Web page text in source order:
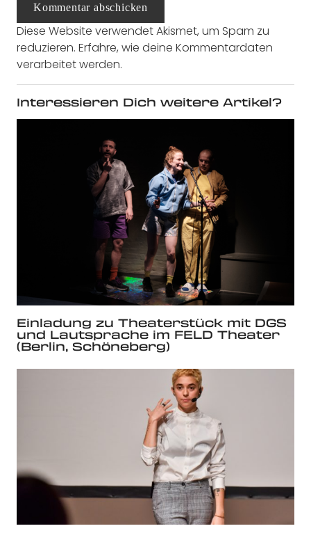
Kommentar abschicken
Diese Website verwendet Akismet, um Spam zu
reduzieren. Erfahre, wie deine Kommentardaten
verarbeitet werden.
Interessieren Dich weitere Artikel?
Einladung zu Theaterstück mit DGS
und Lautsprache im FELD Theater
(Berlin, Schöneberg)